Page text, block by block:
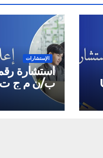
الإستشارات
ب/ن م ج ت ع